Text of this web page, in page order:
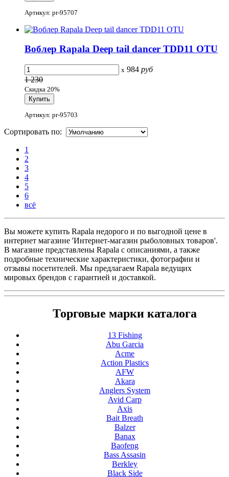
Артикул: pr-95707
Воблер Rapala Deep tail dancer TDD11 OTU
x 984 руб
1 230
Скидка 20%
Артикул: pr-95703
Сортировать по:
1
2
3
4
5
6
всё
Вы можете купить Rapala недорого и по выгодной цене в
интернет магазине 'Интернет-магазин рыболовных товаров'.
В магазине представлены Rapala с описаниями, а также
подробные технические характеристики, фотографии и
отзывы посетителей. Мы предлагаем Rapala ведущих
мировых брендов с гарантией и доставкой.
Торговые марки каталога
13 Fishing
Abu Garcia
Acme
Action Plastics
AFW
Akara
Anglers System
Avid Carp
Axis
Bait Breath
Balzer
Banax
Baofeng
Bass Assasin
Berkley
Black Side